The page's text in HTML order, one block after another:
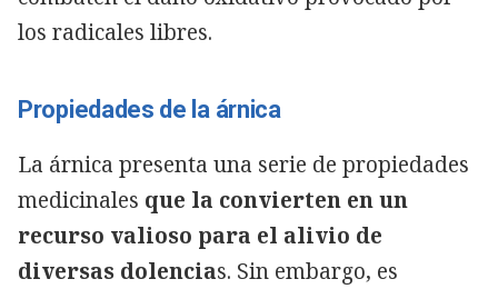
los radicales libres.
Propiedades de la árnica
La árnica presenta una serie de propiedades
medicinales que la convierten en un
recurso valioso para el alivio de
diversas dolencias. Sin embargo, es